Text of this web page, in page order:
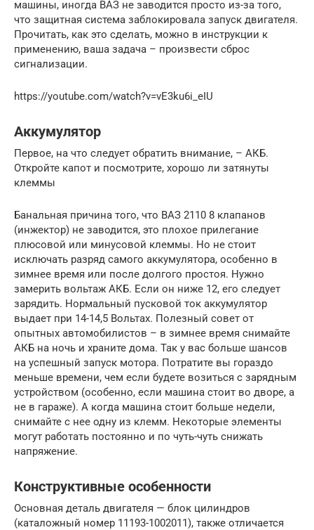
машины, иногда ВАЗ не заводится просто из-за того,
что защитная система заблокировала запуск двигателя.
Прочитать, как это сделать, можно в инструкции к
применению, ваша задача – произвести сброс
сигнализации.
https://youtube.com/watch?v=vE3ku6i_eIU
Аккумулятор
Первое, на что следует обратить внимание, – АКБ.
Откройте капот и посмотрите, хорошо ли затянуты
клеммы
Банальная причина того, что ВАЗ 2110 8 клапанов
(инжектор) не заводится, это плохое прилегание
плюсовой или минусовой клеммы. Но не стоит
исключать разряд самого аккумулятора, особенно в
зимнее время или после долгого простоя. Нужно
замерить вольтаж АКБ. Если он ниже 12, его следует
зарядить. Нормальный пусковой ток аккумулятор
выдает при 14-14,5 Вольтах. Полезный совет от
опытных автомобилистов – в зимнее время снимайте
АКБ на ночь и храните дома. Так у вас больше шансов
на успешный запуск мотора. Потратите вы гораздо
меньше времени, чем если будете возиться с зарядным
устройством (особенно, если машина стоит во дворе, а
не в гараже). А когда машина стоит больше недели,
снимайте с нее одну из клемм. Некоторые элементы
могут работать постоянно и по чуть-чуть снижать
напряжение.
Конструктивные особенности
Основная деталь двигателя — блок цилиндров
(каталожный номер 11193-1002011), также отличается